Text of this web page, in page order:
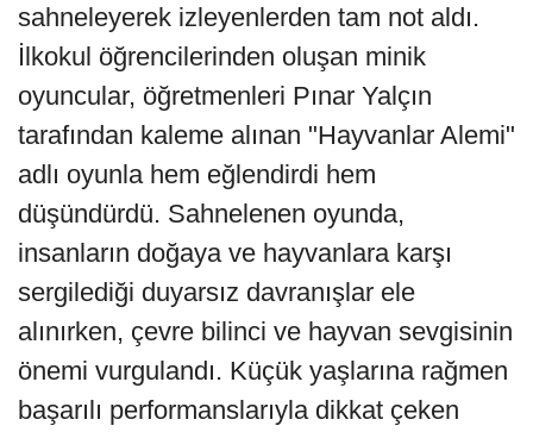
sahneleyerek izleyenlerden tam not aldı.
İlkokul öğrencilerinden oluşan minik
oyuncular, öğretmenleri Pınar Yalçın
tarafından kaleme alınan "Hayvanlar Alemi"
adlı oyunla hem eğlendirdi hem
düşündürdü. Sahnelenen oyunda,
insanların doğaya ve hayvanlara karşı
sergilediği duyarsız davranışlar ele
alınırken, çevre bilinci ve hayvan sevgisinin
önemi vurgulandı. Küçük yaşlarına rağmen
başarılı performanslarıyla dikkat çeken